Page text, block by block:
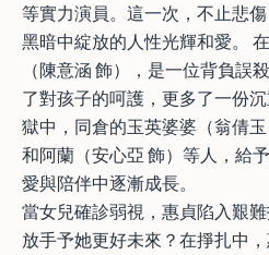
等實力演員。這一次，不止悲
黑暗中綻放的人性光輝和愛。
（陳意涵 飾），是一位背負誤
了對孩子的呵護，更多了一份
獄中，同倉的玉英婆婆（翁倩玉
和阿蘭（安心亞 飾）等人，給
愛與陪伴中逐漸成長。
當女兒確診弱視，惠貞陷入艱
放手予她更好未來？在掙扎中